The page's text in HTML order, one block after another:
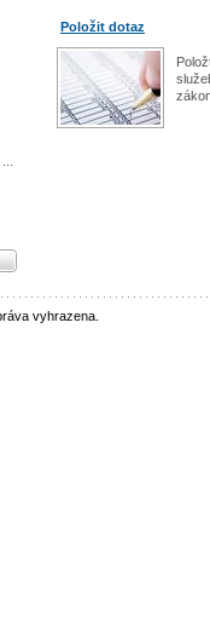
Položit dotaz
vyhrazena.